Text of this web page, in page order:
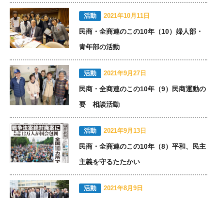
活動 2021年10月11日
民商・全商連のこの10年（10）婦人部・
青年部の活動
活動 2021年9月27日
民商・全商連のこの10年（9）民商運動の
要 相談活動
活動 2021年9月13日
民商・全商連のこの10年（8）平和、民主
主義を守るたたかい
活動 2021年8月9日